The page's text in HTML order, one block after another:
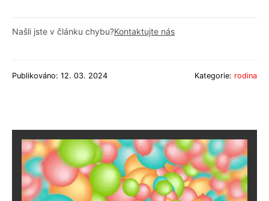
Našli jste v článku chybu?Kontaktujte nás
Publikováno: 12. 03. 2024 Kategorie: rodina